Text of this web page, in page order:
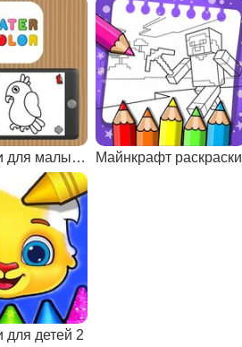
Раскраски для малышей Майнкрафт раскраски
для детей 2